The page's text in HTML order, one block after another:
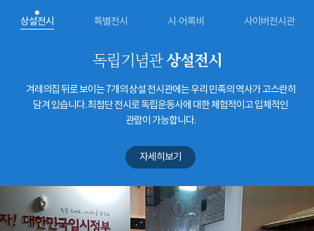
상설전시 특별전시 시·어록비 사이버전시관
독립기념관상설전시
겨레의집 뒤로 보이는 7개의 상설 전시관에는 우리 민족의 역사가 고스란히
담겨 있습니다. 최첨단 전시로 독립운동사에 대한 체험적이고 입체적인
관람이 가능합니다.
자세히보기